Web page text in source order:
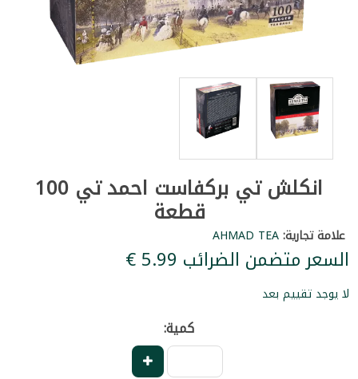
انكلش تي بركفاست احمد تي 100
قطعة
علامة تجارية:AHMAD TEA
السعر متضمن الضرائب ‏5.99 €
لا يوجد تقييم بعد
كمية: